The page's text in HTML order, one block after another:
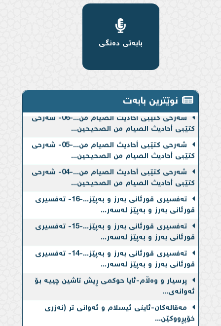
بابەتی دەنگی
نوێترین بابەت
شەرحی کتێبی أحادیث الصیام من...-06- شەرحی
کتێبی أحادیث الصیام من الصحیحین...
شەرحی کتێبی أحادیث الصیام من...-05- شەرحی
کتێبی أحادیث الصیام من الصحیحین...
شەرحی کتێبی أحادیث الصیام من...-04- شەرحی
کتێبی أحادیث الصیام من الصحیحین...
تەفسیری قورئانی بەرز و بەپێز...-16- تەفسیری
قورئانی بەرز و بەپێز لەسەر...
تەفسیری قورئانی بەرز و بەپێز...-15- تەفسیری
قورئانی بەرز و بەپێز لەسەر...
تەفسیری قورئانی بەرز و بەپێز...-14- تەفسیری
قورئانی بەرز و بەپێز لەسەر...
پرسیار و وەڵام-ئایا حوكمی ڕیش تاشین چییه‌ بۆ
ئه‌وانه‌ی...
مەقالەکان-ئاینی ئیسلام و ئه‌وانی تر (نه‌زری
خۆپڕووكێن...